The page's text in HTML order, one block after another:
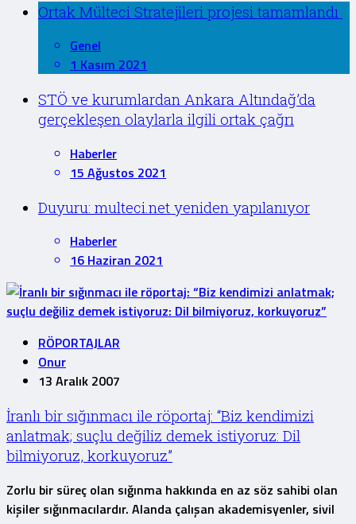
Ortak Mülteci Stratejileri projesi tamamlandı
Genel
1 Kasım 2021
STÖ ve kurumlardan Ankara Altındağ’da
gerçekleşen olaylarla ilgili ortak çağrı
Haberler
15 Ağustos 2021
Duyuru: multeci.net yeniden yapılanıyor
Haberler
16 Haziran 2021
RÖPORTAJLAR
Onur
13 Aralık 2007
İranlı bir sığınmacı ile röportaj: “Biz kendimizi
anlatmak; suçlu değiliz demek istiyoruz: Dil
bilmiyoruz, korkuyoruz”
Zorlu bir süreç olan sığınma hakkında en az söz sahibi olan
kişiler sığınmacılardır. Alanda çalışan akademisyenler, sivil